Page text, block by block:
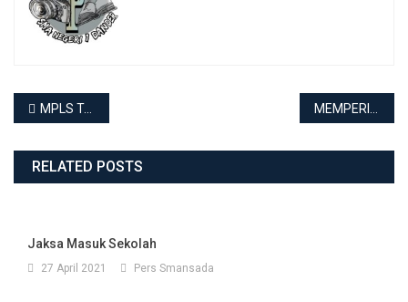
Navigasi
pos
MPLS Tahun Pelajaran 2021/2022
RELATED POSTS
Jaksa Masuk Sekolah
27 April 2021 Pers Smansada